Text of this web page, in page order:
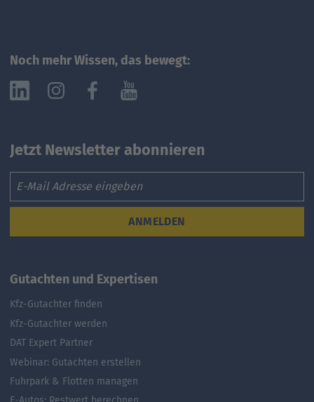
Noch mehr Wissen, das bewegt:
Jetzt Newsletter abonnieren
Email
ANMELDEN
Gutachten und Expertisen
Kfz-Gutachter finden
Kfz-Gutachter werden
DAT Expert Partner
Webinar: Gutachten erstellen
Fuhrpark & Flotten managen